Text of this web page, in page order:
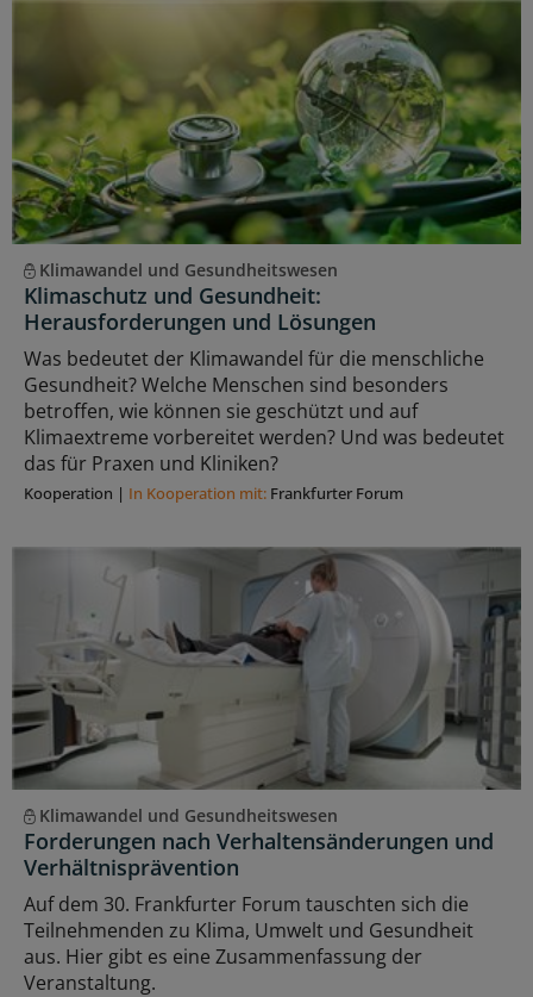
Klimawandel und Gesundheitswesen
Klimaschutz und Gesundheit:
Herausforderungen und Lösungen
Was bedeutet der Klimawandel für die menschliche
Gesundheit? Welche Menschen sind besonders
betroffen, wie können sie geschützt und auf
Klimaextreme vorbereitet werden? Und was bedeutet
das für Praxen und Kliniken?
Kooperation | In Kooperation mit: Frankfurter Forum
Klimawandel und Gesundheitswesen
Forderungen nach Verhaltensänderungen und
Verhältnisprävention
Auf dem 30. Frankfurter Forum tauschten sich die
Teilnehmenden zu Klima, Umwelt und Gesundheit
aus. Hier gibt es eine Zusammenfassung der
Veranstaltung.